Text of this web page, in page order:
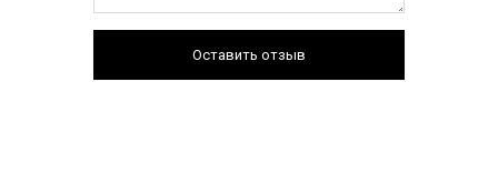
Оставить отзыв